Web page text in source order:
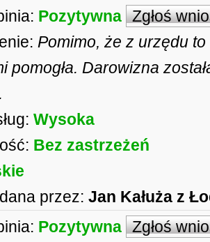
Pozytywna Zgłoś
Pomimo, że z urzędu
pomogła. Darowizna
Wysoka
Bez zastrzeżeń
przez: Jan Kałuża z
Pozytywna Zgłoś